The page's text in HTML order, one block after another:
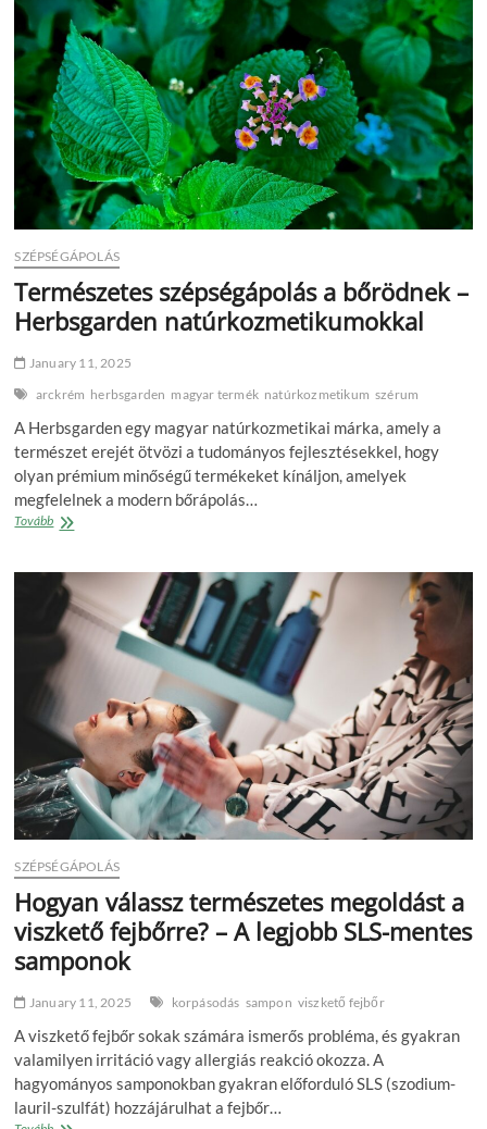
hozd
vissza
az
üdeséget
SZÉPSÉGÁPOLÁS
Természetes szépségápolás a bőrödnek –
Herbsgarden natúrkozmetikumokkal
January 11, 2025
arckrém herbsgarden magyar termék natúrkozmetikum szérum
A Herbsgarden egy magyar natúrkozmetikai márka, amely a
természet erejét ötvözi a tudományos fejlesztésekkel, hogy
olyan prémium minőségű termékeket kínáljon, amelyek
megfelelnek a modern bőrápolás…
TovábbTermészetes
bőrödnek
–
Herbsgarden
natúrkozmetikumokkal
SZÉPSÉGÁPOLÁS
Hogyan válassz természetes megoldást a
viszkető fejbőrre? – A legjobb SLS-mentes
samponok
January 11, 2025 korpásodás sampon viszkető fejbőr
A viszkető fejbőr sokak számára ismerős probléma, és gyakran
valamilyen irritáció vagy allergiás reakció okozza. A
hagyományos samponokban gyakran előforduló SLS (szodium-
lauril-szulfát) hozzájárulhat a fejbőr…